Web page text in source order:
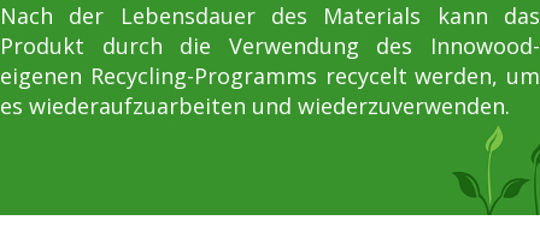
Nach der Lebensdauer des Materials kann das
Produkt durch die Verwendung des Innowood-
eigenen Recycling-Programms recycelt werden, um
es wiederaufzuarbeiten und wiederzuverwenden.